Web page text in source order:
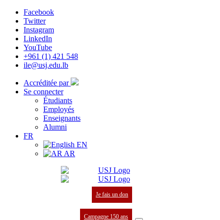
Facebook
Twitter
Instagram
LinkedIn
YouTube
+961 (1) 421 548
ile@usj.edu.lb
Accréditée par
Se connecter
Étudiants
Employés
Enseignants
Alumni
FR
EN
AR
Je fais un don
Campagne 150 ans